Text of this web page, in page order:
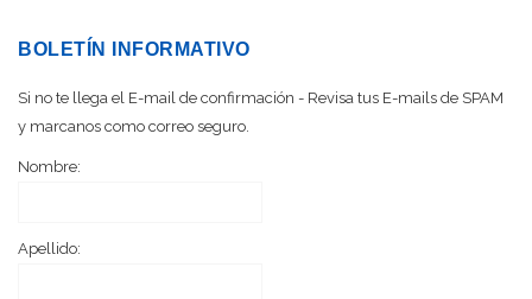
BOLETÍN INFORMATIVO
Si no te llega el E-mail de confirmación - Revisa tus E-mails de SPAM
y marcanos como correo seguro.
Nombre:
Apellido: